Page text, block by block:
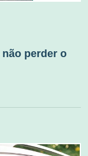
perder o